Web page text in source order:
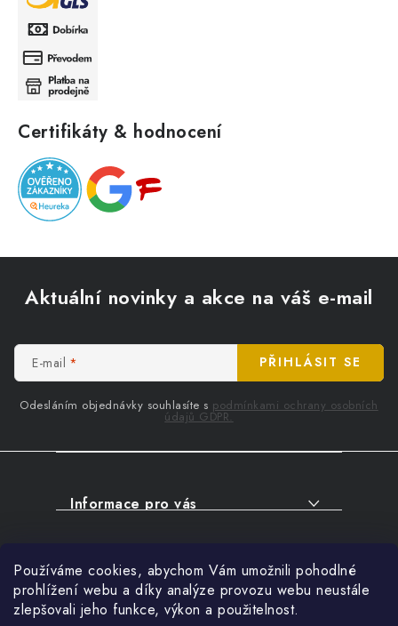
Používáme cookies, abychom Vám umožnili pohodlné
prohlížení webu a díky analýze provozu webu neustále
zlepšovali jeho funkce, výkon a použitelnost.
Certifikáty & hodnocení
Aktuální novinky a akce na váš e-mail
E-mail
Odesláním objednávky souhlasíte s podmínkami ochrany osobních
údajů GDPR.
PŘIHLÁSIT SE
Z
Informace pro vás
SERVIS
FIRMY, ŠKOLY, PARTNEŘI
Facebook
Přihlášení